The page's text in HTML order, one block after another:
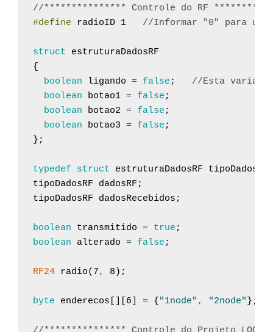
//*************** Controle do RF
#define
radioID 1 //Informar "0" para
struct
estruturaDadosRF
{
boolean
ligando = false ;
//Esta
boolean
botao1 = false ;
boolean
botao2 = false ;
boolean
botao3 = false ;
} ;
typedef struct estruturaDadosRF tipoDadosRF
tipoDadosRF
dadosRF ;
tipoDadosRF
dadosRecebidos ;
boolean transmitido = true ;
boolean
alterado = false ;
RF24 radio( 7, 8 ) ;
byte enderecos 6 = { "1node" , "2node" } ;